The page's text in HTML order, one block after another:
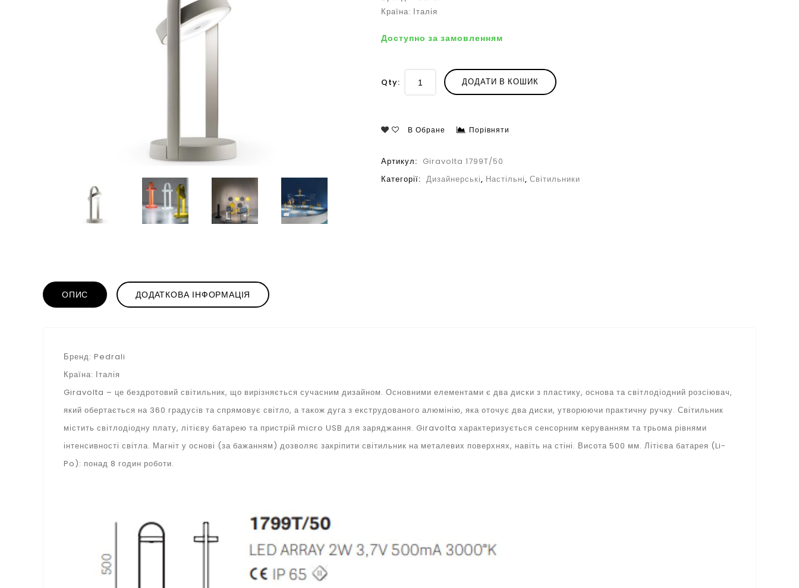
Країна: Італія
Доступно за замовленням
Qty: ДОДАТИ В КОШИК
В Обране Порівняти
Артикул: Giravolta 1799T/50
Категорії: Дизайнерські, Настільні, Світильники
ОПИС ДОДАТКОВА ІНФОРМАЦІЯ
Бренд: Pedrali
Країна: Італія
Giravolta – це бездротовий світильник, що вирізняється сучасним дизайном. Основними елементами є два диски з пластику, основа та світлодіодний розсіювач,
який обертається на 360 градусів та спрямовує світло, а також дуга з екструдованого алюмінію, яка оточує два диски, утворюючи практичну ручку. Світильник
містить світлодіодну плату, літієву батарею та пристрій micro USB для заряджання. Giravolta характеризується сенсорним керуванням та трьома рівнями
інтенсивності світла. Магніт у основі (за бажанням) дозволяє закріпити світильник на металевих поверхнях, навіть на стіні. Висота 500 мм. Літієва батарея (Li-
Po): понад 8 годин роботи.